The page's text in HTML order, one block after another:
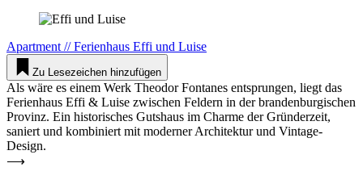
Apartment //Feri­enhaus Effi und Luise
Zu Lesezeichen hinzufügen
Als wäre es einem Werk Theodor Fon­tanes ent­sprungen, liegt das
Feri­enhaus Effi & Luise zwi­schen Feldern in der bran­den­bur­gi­schen
Provinz. Ein his­to­ri­sches Gutshaus im Charme der Grün­derzeit,
saniert und kom­bi­niert mit moderner Archi­tektur und Vintage-
Design.
⟶